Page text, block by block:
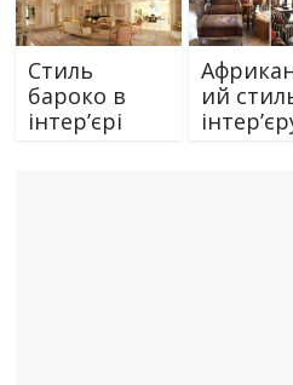
Стиль
бароко в
інтер’єрі
ий